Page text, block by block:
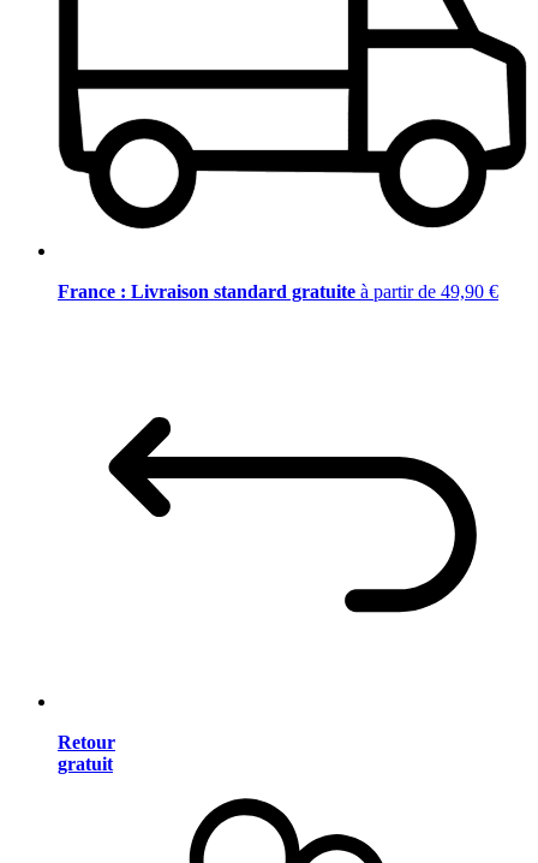
France : Livraison standard gratuite à partir de 49,90 €
Retour
gratuit